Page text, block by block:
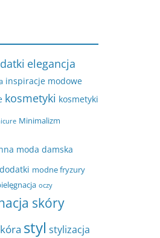
elegancja
inspiracje modowe
kosmetyki kosmetyki
Minimalizm
moda damska
modne fryzury
oczy
skóry
styl stylizacja